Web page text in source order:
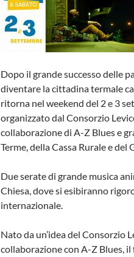
Dopo il grande successo delle
diventare la cittadina termale
ritorna nel weekend del 2 e 3
organizzato dal Consorzio
collaborazione di A-Z Blues e
Terme, della Cassa Rurale e
Due serate di grande musica
Chiesa, dove si esibiranno
internazionale.
Nato da un’idea del Consorzio
collaborazione con A-Z Blues,